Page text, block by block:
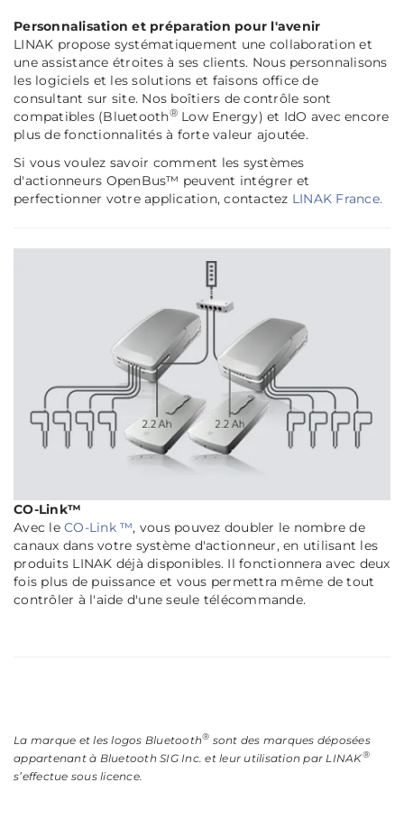
Personnalisation et préparation pour l'avenir
LINAK propose systématiquement une collaboration et
une assistance étroites à ses clients. Nous personnalisons
les logiciels et les solutions et faisons office de
consultant sur site. Nos boîtiers de contrôle sont
compatibles (Bluetooth®Low Energy) et IdO avec encore
plus de fonctionnalités à forte valeur ajoutée.
Si vous voulez savoir comment les systèmes
d'actionneurs OpenBus™ peuvent intégrer et
perfectionner votre application, contactez LINAK France.
CO-Link™
Avec le CO-Link ™, vous pouvez doubler le nombre de
canaux dans votre système d'actionneur, en utilisant les
produits LINAK déjà disponibles. Il fonctionnera avec deux
fois plus de puissance et vous permettra même de tout
contrôler à l'aide d'une seule télécommande.
La marque et les logos Bluetooth® sont des marques déposées
appartenant à Bluetooth SIG Inc. et leur utilisation par LINAK®
s’effectue sous licence.